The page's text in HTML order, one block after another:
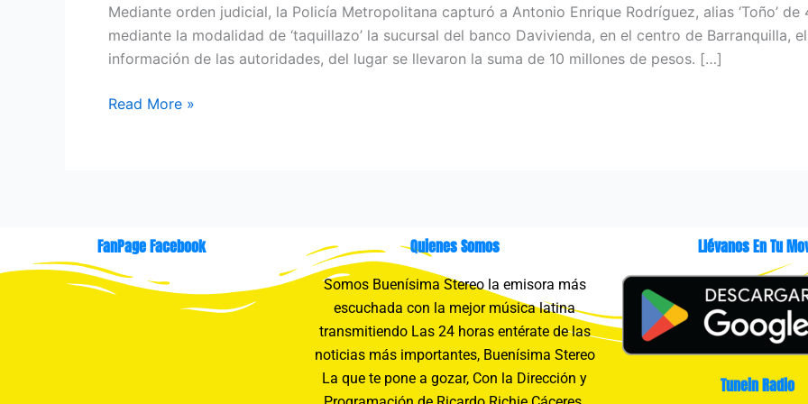
Mediante orden judicial, la Policía Metropolitana capturó a Antonio Enrique Rodríguez, alias ‘Toño’
mediante la modalidad de ‘taquillazo’ la sucursal del banco Davivienda, en el centro de Barranquilla,
información de las autoridades, del lugar se llevaron la suma de 10 millones de pesos. […]
Read More »
FanPage Facebook Quienes Somos
Somos Buenísima Stereo la emisora más
escuchada con la mejor música latina
transmitiendo Las 24 horas entérate de las
noticias más importantes, Buenísima Stereo
La que te pone a gozar, Con la Dirección y
Llévanos En Tu
Tunein Radio